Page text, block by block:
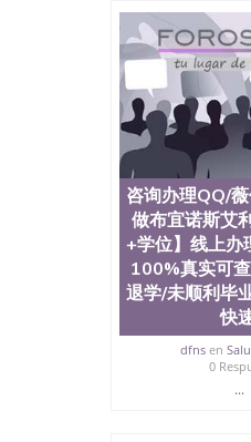
认证、留服认
认证、留学生
历、新西兰
University）
University）圣
University）
State
University）
圣何塞州立大
圣何塞州立大
塞州立大学学
大学学历（
（San Jose
State
State
University）
何塞州立大
立大学学位
立大学结业
咨询办理QQ/
做布宜诺斯艾
+学位】线上办
100%真实可
退学/未顺利毕
快
dfns en
0
...